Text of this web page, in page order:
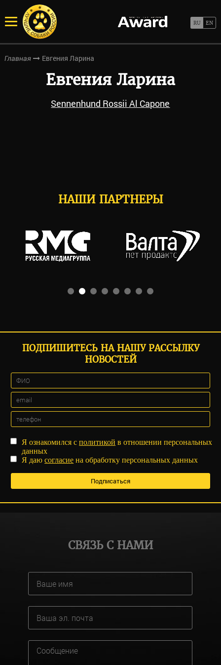
Главная Евгения Ларина
Евгения Ларина
Sennenhund Rossii Al Capone
НАШИ ПАРТНЕРЫ
ПОДПИШИТЕСЬ НА НАШУ РАССЫЛКУ
НОВОСТЕЙ
Я ознакомился сполитикой в отношении персональных
данных
Я даюсогласие на обработку персональных данных
СВЯЗЬ С НАМИ